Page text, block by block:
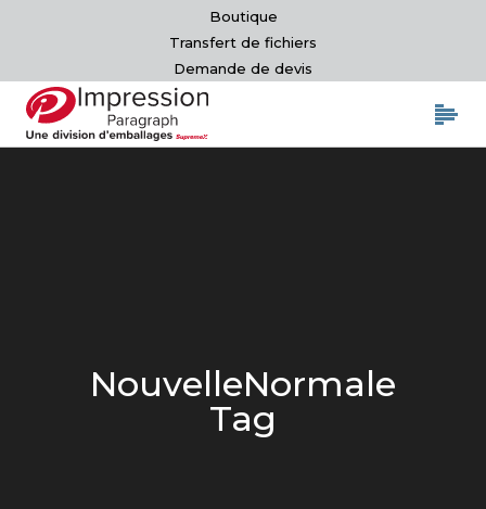
Boutique
Transfert de fichiers
Demande de devis
NouvelleNormale
Tag